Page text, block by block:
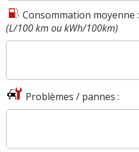
Consommation moyenne :
(L/100 km ou kWh/100km)
Problèmes / pannes :